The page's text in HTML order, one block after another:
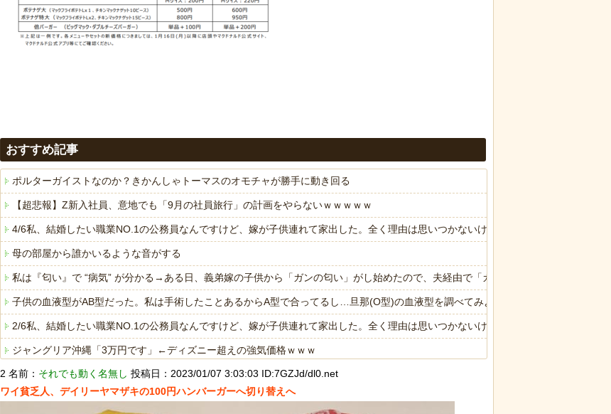
おすすめ記事
ポルターガイストなのか？きかんしゃトーマスのオモチャが勝手に動き回る
【超悲報】Z新入社員、意地でも「9月の社員旅行」の計画をやらないｗｗｗｗｗ
4/6私、結婚したい職業NO.1の公務員なんですけど、嫁が子供連れて家出した。全く理由は思いつかないけど強いてあげるとすれば
母の部屋から誰かいるような音がする
私は『匂い』で “病気” が分かる→ある日、義弟嫁の子供から「ガンの匂い」がし始めたので、夫経由で「ガンではないか」と伝えた
子供の血液型がAB型だった。私は手術したことあるからA型で合ってるし…旦那(O型)の血液型を調べてみよう」→ 結果・・・
2/6私、結婚したい職業NO.1の公務員なんですけど、嫁が子供連れて家出した。全く理由は思いつかないけど強いてあげるとすれば
ジャングリア沖縄「3万円です」←ディズニー超えの強気価格ｗｗｗ
【急増】「外国人受け入れ反対」56.3％に わずか2年で20.7ポイント増、東大調査「若い世代ほど増加」
海外「日本人はなんて気高いんだ！」 英高級紙も驚愕した極限の中の日本人の姿に世界が衝撃
2 名前： それでも動く名無し 投稿日：2023/01/07 3:03:03 ID:7GZJd/dl0.net